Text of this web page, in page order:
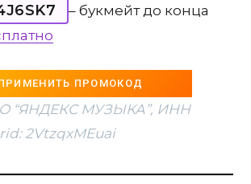
– букмейт до конца
ПРОМОКОД
“ЯНДЕКС МУЗЫКА”, ИНН
2VtzqxMEuai